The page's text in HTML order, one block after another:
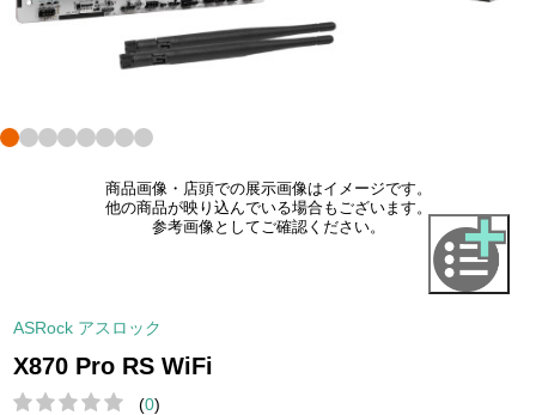
商品画像・店頭での展示画像はイメージです。
他の商品が映り込んでいる場合もございます。
参考画像としてご確認ください。
ASRock アスロック
X870 Pro RS WiFi
(0)